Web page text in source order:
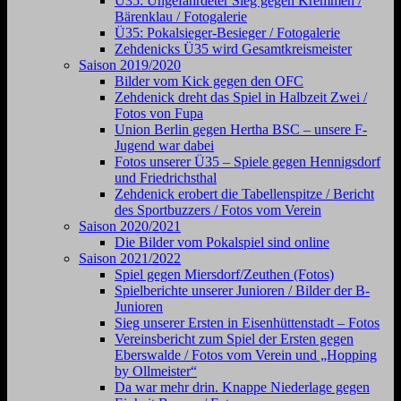
Bärenklau / Fotogalerie
Ü35: Pokalsieger-Besieger / Fotogalerie
Zehdenicks Ü35 wird Gesamtkreismeister
Saison 2019/2020
Bilder vom Kick gegen den OFC
Zehdenick dreht das Spiel in Halbzeit Zwei /
Fotos von Fupa
Union Berlin gegen Hertha BSC – unsere F-
Jugend war dabei
Fotos unserer Ü35 – Spiele gegen Hennigsdorf
und Friedrichsthal
Zehdenick erobert die Tabellenspitze / Bericht
des Sportbuzzers / Fotos vom Verein
Saison 2020/2021
Die Bilder vom Pokalspiel sind online
Saison 2021/2022
Spiel gegen Miersdorf/Zeuthen (Fotos)
Spielberichte unserer Junioren / Bilder der B-
Junioren
Sieg unserer Ersten in Eisenhüttenstadt – Fotos
Vereinsbericht zum Spiel der Ersten gegen
Eberswalde / Fotos vom Verein und „Hopping
by Ollmeister“
Da war mehr drin. Knappe Niederlage gegen